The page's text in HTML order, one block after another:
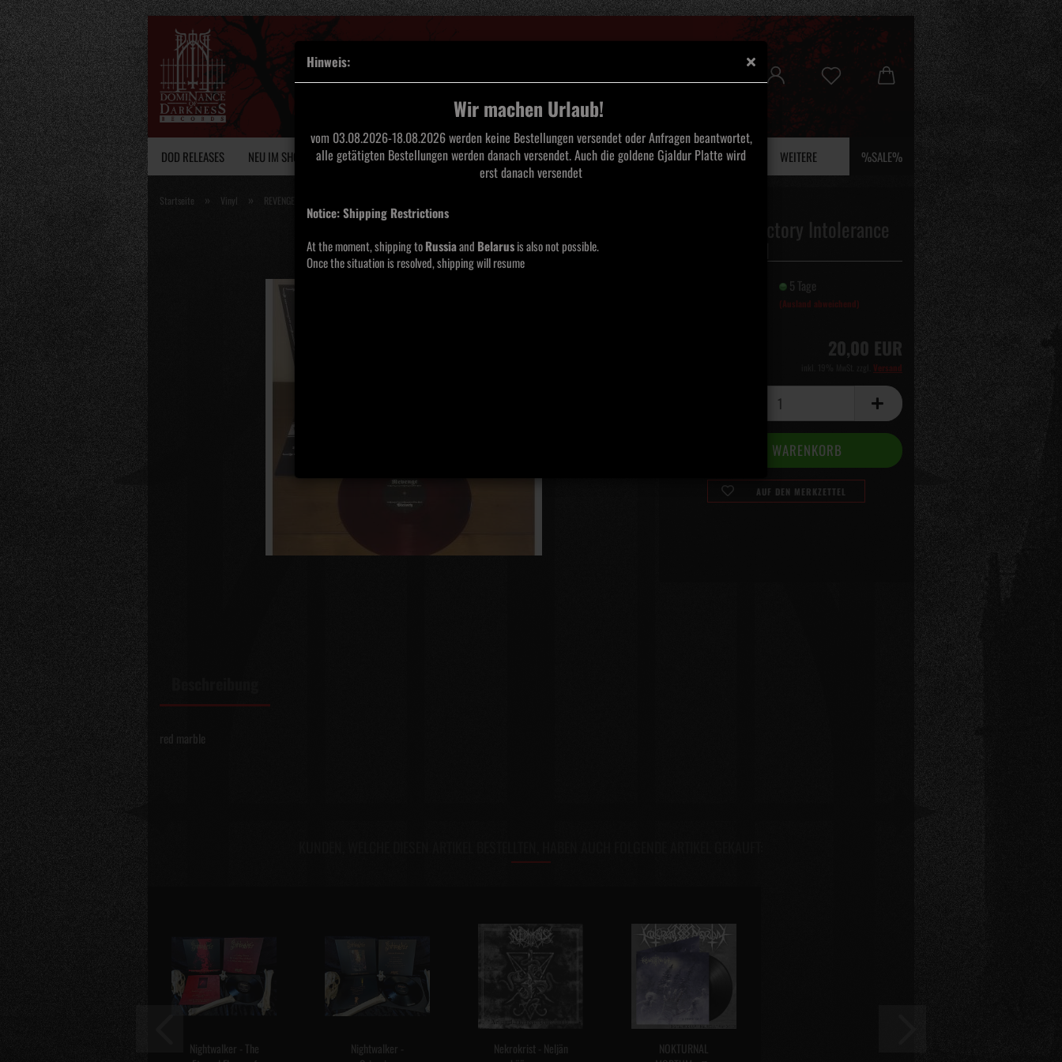
Hinweis:
Wir machen Urlaub!
vom 03.08.2026-18.08.2026 werden keine Bestellungen versendet oder Anfragen beantwortet,
alle getätigten Bestellungen werden danach versendet. Auch die goldene Gjaldur Platte wird
erst danach versendet
Notice: Shipping Restrictions
At the moment, shipping toRussiaand Belarusis also not possible.
Once the situation is resolved, shipping will resume
DOD RELEASES NEU IM SHOP VINYL TAPES CDS SAARLAND BLACK METAL MERCHANDISE MOOS UND EFEU %SALE%
WEITERE
Startseite » Vinyl » REVENGE - Victory Intolerance Mastery Vinyl
REVENGE - Victory Intolerance
5 Tage
(Ausland abweichend)
20,00 EUR
Versand
AUF DEN MERKZETTEL
red marble
Nightwalker - The
Nightwalker -
Nekrokrist - Neljän
NOKTURNAL